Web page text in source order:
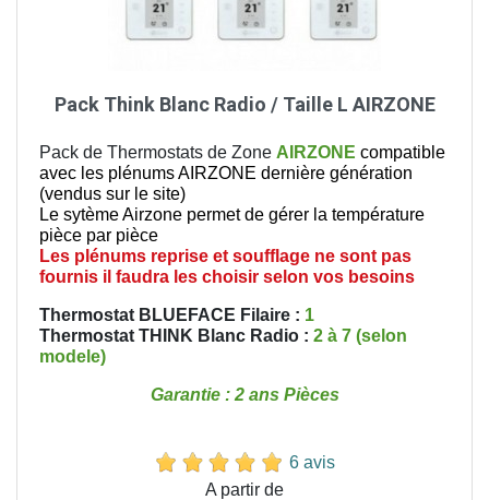
Pack Think Blanc Radio / Taille L AIRZONE
Pack de Thermostats de Zone AIRZONE compatible
avec les plénums AIRZONE dernière génération
(vendus sur le site)
Le sytème Airzone permet de gérer la température
pièce par pièce
Les plénums reprise et soufflage ne sont pas
fournis il faudra les choisir selon vos besoins
Thermostat BLUEFACE Filaire : 1
Thermostat THINK Blanc Radio : 2 à 7 (selon
modele)
Garantie : 2 ans Pièces
6 avis
A partir de